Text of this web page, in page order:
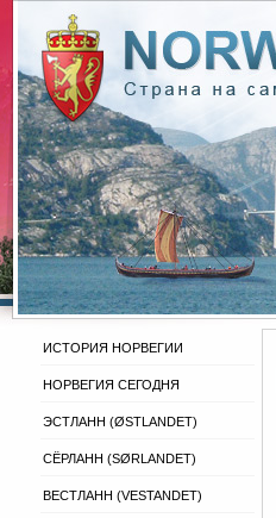
ИСТОРИЯ НОРВЕГИИ
НОРВЕГИЯ СЕГОДНЯ
ЭСТЛАНН (ØSTLANDET)
СЁРЛАНН (SØRLANDET)
ВЕСТЛАНН (VESTANDET)